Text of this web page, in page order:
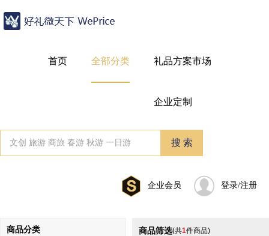
首页 全部分类 礼品方案市场
企业定制
企业会员 登录/注册
商品分类 商品筛选(共1件商品)